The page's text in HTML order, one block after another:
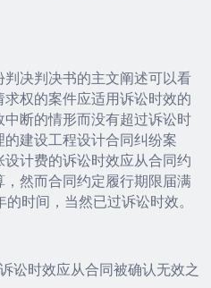
决判决书的主文阐述可以看
权的案件应适用诉讼时效的
断的情形而没有超过诉讼时
建设工程设计合同纠纷案
计费的诉讼时效应从合同约
然而合同约定履行期限届满
时间，当然已过诉讼时效。
讼时效应从合同被确认无效之